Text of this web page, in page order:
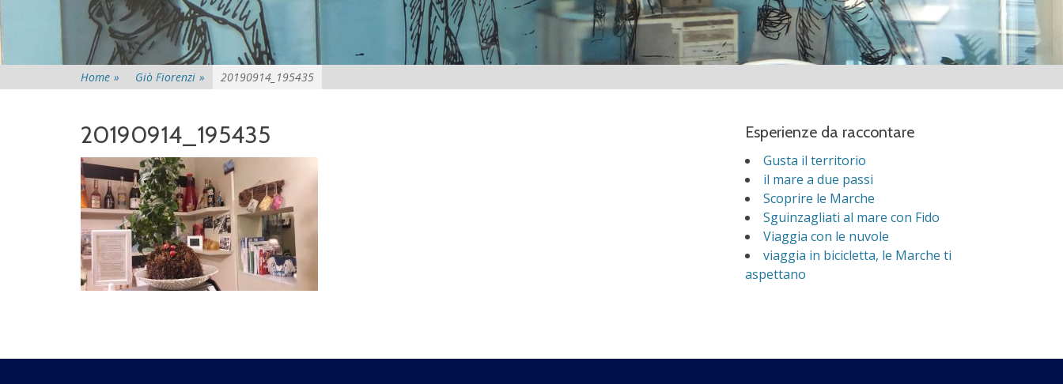
Home » Giò Fiorenzi » 20190914_195435
20190914_195435 Esperienze da raccontare
Gusta il territorio
il mare a due passi
Scoprire le Marche
Sguinzagliati al mare con Fido
Viaggia con le nuvole
viaggia in bicicletta, le Marche ti
aspettano